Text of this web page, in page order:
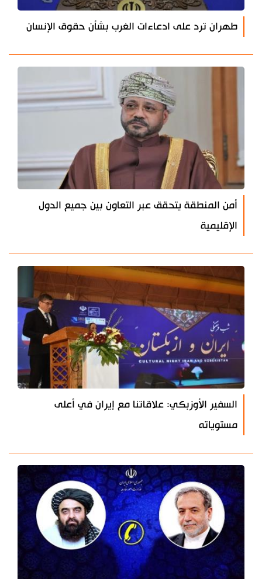
طهران ترد على ادعاءات الغرب بشأن حقوق الإنسان
أمن المنطقة يتحقق عبر التعاون بين جميع الدول
الإقليمية
السفير الأوزبكي: علاقاتنا مع إيران في أعلى
مستوياته